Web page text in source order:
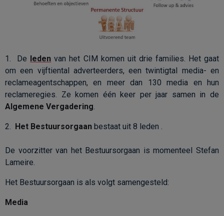
1. De leden van het CIM komen uit drie families. Het gaat
om een vijftiental adverteerders, een twintigtal media- en
reclameagentschappen, en meer dan 130 media en hun
reclameregies. Ze komen één keer per jaar samen in de
Algemene Vergadering
2. Het Bestuursorgaan bestaat uit 8 leden .
De voorzitter van het Bestuursorgaan is momenteel Stefan
Lameire.
Het Bestuursorgaan is als volgt samengesteld:
Media